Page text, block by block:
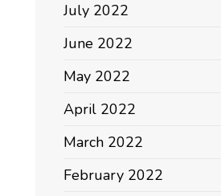
July 2022
June 2022
May 2022
April 2022
March 2022
February 2022